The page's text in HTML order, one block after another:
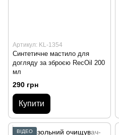
Артикул: KL-1354
Синтетичне мастило для
догляду за зброєю RecOil 200
мл
290 грн
Купити
ВІДЕО